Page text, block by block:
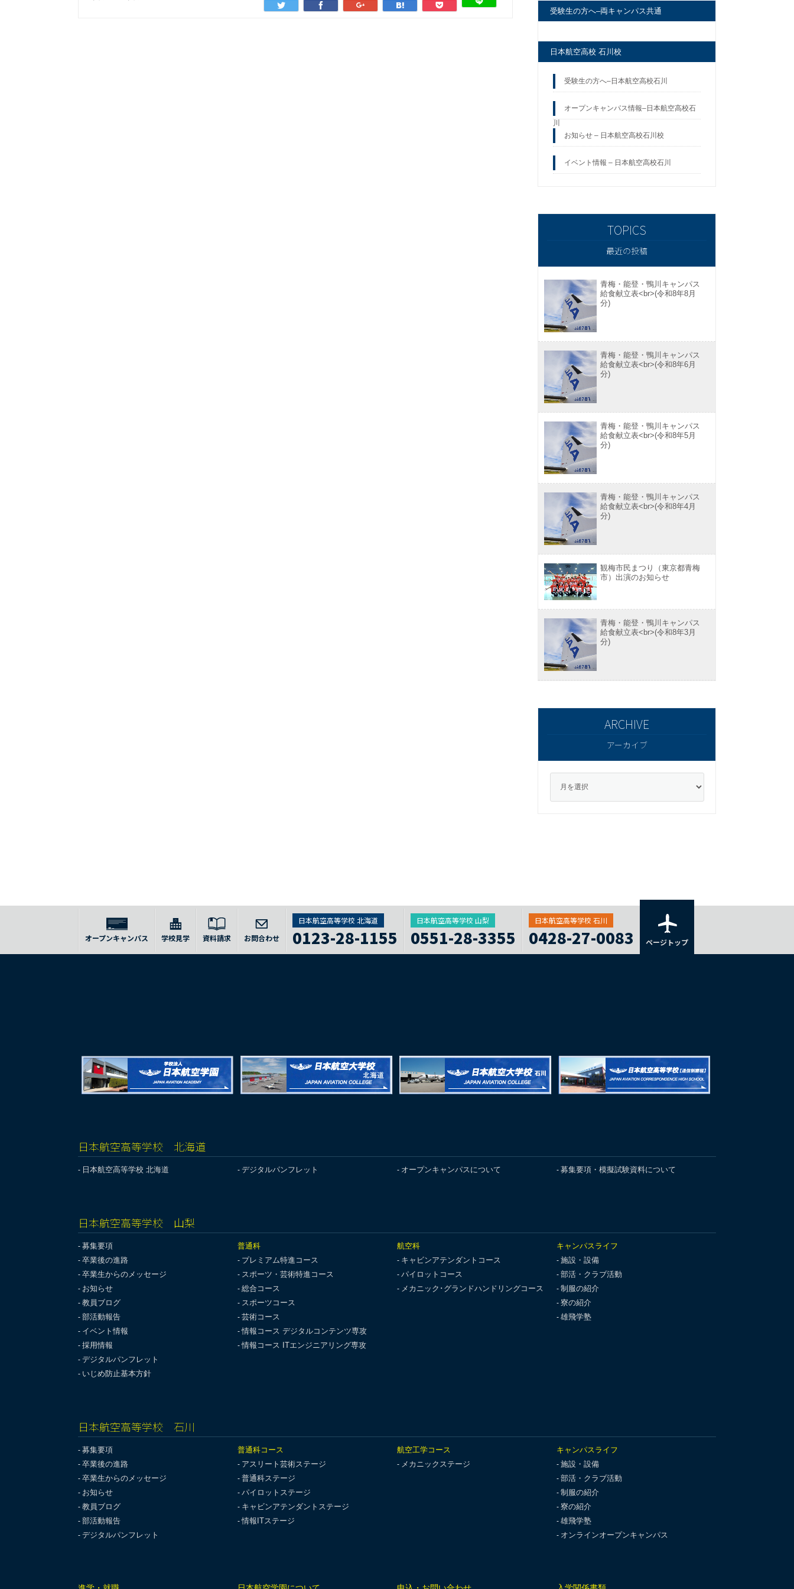
受験生の方へ–両キャンパス共通
日本航空高校 石川校
受験生の方へ–日本航空高校石川
オープンキャンパス情報–日本航空高校石
川
お知らせ – 日本航空高校石川校
イベント情報 – 日本航空高校石川
最近の投稿
青梅・能登・鴨川キャンパス
給食献立表<br>(令和8年8月
分)
青梅・能登・鴨川キャンパス
給食献立表<br>(令和8年6月
分)
青梅・能登・鴨川キャンパス
給食献立表<br>(令和8年5月
分)
青梅・能登・鴨川キャンパス
給食献立表<br>(令和8年4月
分)
観梅市民まつり（東京都青梅
市）出演のお知らせ
青梅・能登・鴨川キャンパス
給食献立表<br>(令和8年3月
分)
アーカイブ
オープンキャンパス 学校見学 資料請求 お問合わせ
日本航空高等学校 北海道
0123-28-1155
日本航空高等学校 山梨
0551-28-3355
日本航空高等学校 石川
0428-27-0083 ページトップ
日本航空高等学校 北海道
日本航空高等学校 北海道 デジタルパンフレット オープンキャンパスについて 募集要項・模擬試験資料について
日本航空高等学校 山梨
募集要項
卒業後の進路
卒業生からのメッセージ
お知らせ
教員ブログ
部活動報告
イベント情報
採用情報
デジタルパンフレット
いじめ防止基本方針
普通科
プレミアム特進コース
スポーツ・芸術特進コース
総合コース
スポーツコース
芸術コース
情報コース デジタルコンテンツ専攻
情報コース ITエンジニアリング専攻
航空科
キャビンアテンダントコース
パイロットコース
メカニック･グランドハンドリングコース
キャンパスライフ
施設・設備
部活・クラブ活動
制服の紹介
寮の紹介
雄飛学塾
日本航空高等学校 石川
募集要項
卒業後の進路
卒業生からのメッセージ
お知らせ
教員ブログ
部活動報告
デジタルパンフレット
普通科コース
アスリート芸術ステージ
普通科ステージ
パイロットステージ
キャビンアテンダントステージ
情報ITステージ
航空工学コース
メカニックステージ
キャンパスライフ
施設・設備
部活・クラブ活動
制服の紹介
寮の紹介
雄飛学塾
オンラインオープンキャンパス